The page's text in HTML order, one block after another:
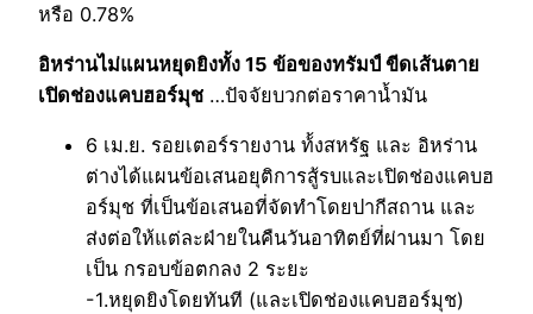
หรือ 0.78%
อิหร่านไม่แผนหยุดยิงทั้ง 15 ข้อของทรัมป์ ขีดเส้นตาย
เปิดช่องแคบฮอร์มุช …ปัจจัยบวกต่อราคาน้ำมัน
6 เม.ย. รอยเตอร์รายงาน ท้้งสหรัฐ และ อิหร่าน
ต่างได้แผนข้อเสนอยุติการสู้รบและเปิดช่องแคบฮ
อร์มุช ที่เป็นข้อเสนอที่จัดทำโดยปากีสถาน และ
ส่งต่อให้แต่ละฝ่ายในคืนวันอาทิตย์ที่ผ่านมา โดย
เป็น กรอบข้อตกลง 2 ระยะ
-1.หยุดยิงโดยทันที (และเปิดช่องแคบฮอร์มุช)